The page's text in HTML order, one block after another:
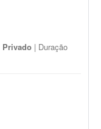
Privado | Duração